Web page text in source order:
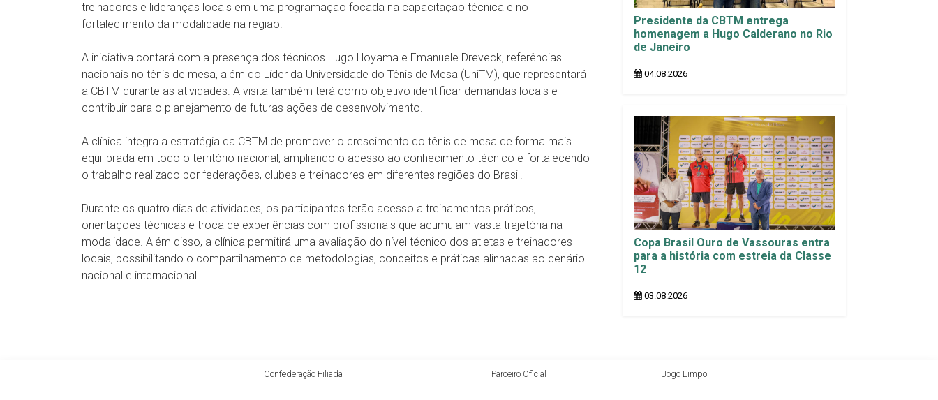
treinadores e lideranças locais em uma programação focada na capacitação técnica e no
fortalecimento da modalidade na região.
A iniciativa contará com a presença dos técnicos Hugo Hoyama e Emanuele Dreveck, referências
nacionais no tênis de mesa, além do Líder da Universidade do Tênis de Mesa (UniTM), que representará
a CBTM durante as atividades. A visita também terá como objetivo identificar demandas locais e
contribuir para o planejamento de futuras ações de desenvolvimento.
A clínica integra a estratégia da CBTM de promover o crescimento do tênis de mesa de forma mais
equilibrada em todo o território nacional, ampliando o acesso ao conhecimento técnico e fortalecendo
o trabalho realizado por federações, clubes e treinadores em diferentes regiões do Brasil.
Durante os quatro dias de atividades, os participantes terão acesso a treinamentos práticos,
orientações técnicas e troca de experiências com profissionais que acumulam vasta trajetória na
modalidade. Além disso, a clínica permitirá uma avaliação do nível técnico dos atletas e treinadores
locais, possibilitando o compartilhamento de metodologias, conceitos e práticas alinhadas ao cenário
nacional e internacional.
Presidente da CBTM entrega
homenagem a Hugo Calderano no Rio
de Janeiro
04.08.2026
Copa Brasil Ouro de Vassouras entra
para a história com estreia da Classe
12
03.08.2026
Confederação Filiada Parceiro Oficial Jogo Limpo